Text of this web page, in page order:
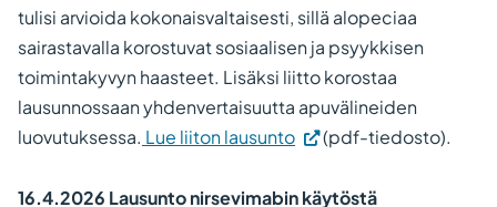
tulisi arvioida kokonaisvaltaisesti, sillä alopeciaa
sairastavalla korostuvat sosiaalisen ja psyykkisen
toimintakyvyn haasteet. Lisäksi liitto korostaa
lausunnossaan yhdenvertaisuutta apuvälineiden
luovutuksessa. Lue liiton lausunto (pdf-tiedosto).
16.4.2026 Lausunto nirsevimabin käytöstä